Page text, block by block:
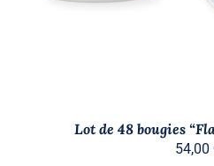
Lot de 48 bougies
54,00